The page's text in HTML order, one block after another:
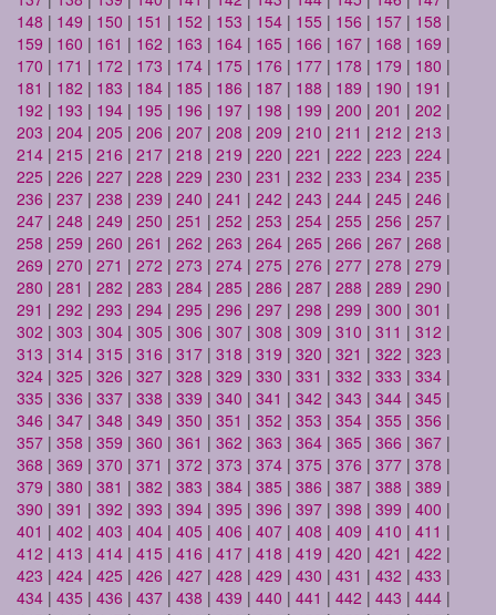
148 | 149 | 150 | 151 | 152 | 153 | 154 | 155 | 156 | 157 | 158 |
159 | 160 | 161 | 162 | 163 | 164 | 165 | 166 | 167 | 168 | 169 |
170 | 171 | 172 | 173 | 174 | 175 | 176 | 177 | 178 | 179 | 180 |
181 | 182 | 183 | 184 | 185 | 186 | 187 | 188 | 189 | 190 | 191 |
192 | 193 | 194 | 195 | 196 | 197 | 198 | 199 | 200 | 201 | 202 |
203 | 204 | 205 | 206 | 207 | 208 | 209 | 210 | 211 | 212 | 213 |
214 | 215 | 216 | 217 | 218 | 219 | 220 | 221 | 222 | 223 | 224 |
225 | 226 | 227 | 228 | 229 | 230 | 231 | 232 | 233 | 234 | 235 |
236 | 237 | 238 | 239 | 240 | 241 | 242 | 243 | 244 | 245 | 246 |
247 | 248 | 249 | 250 | 251 | 252 | 253 | 254 | 255 | 256 | 257 |
258 | 259 | 260 | 261 | 262 | 263 | 264 | 265 | 266 | 267 | 268 |
269 | 270 | 271 | 272 | 273 | 274 | 275 | 276 | 277 | 278 | 279 |
280 | 281 | 282 | 283 | 284 | 285 | 286 | 287 | 288 | 289 | 290 |
291 | 292 | 293 | 294 | 295 | 296 | 297 | 298 | 299 | 300 | 301 |
302 | 303 | 304 | 305 | 306 | 307 | 308 | 309 | 310 | 311 | 312 |
313 | 314 | 315 | 316 | 317 | 318 | 319 | 320 | 321 | 322 | 323 |
324 | 325 | 326 | 327 | 328 | 329 | 330 | 331 | 332 | 333 | 334 |
335 | 336 | 337 | 338 | 339 | 340 | 341 | 342 | 343 | 344 | 345 |
346 | 347 | 348 | 349 | 350 | 351 | 352 | 353 | 354 | 355 | 356 |
357 | 358 | 359 | 360 | 361 | 362 | 363 | 364 | 365 | 366 | 367 |
368 | 369 | 370 | 371 | 372 | 373 | 374 | 375 | 376 | 377 | 378 |
379 | 380 | 381 | 382 | 383 | 384 | 385 | 386 | 387 | 388 | 389 |
390 | 391 | 392 | 393 | 394 | 395 | 396 | 397 | 398 | 399 | 400 |
401 | 402 | 403 | 404 | 405 | 406 | 407 | 408 | 409 | 410 | 411 |
412 | 413 | 414 | 415 | 416 | 417 | 418 | 419 | 420 | 421 | 422 |
423 | 424 | 425 | 426 | 427 | 428 | 429 | 430 | 431 | 432 | 433 |
434 | 435 | 436 | 437 | 438 | 439 | 440 | 441 | 442 | 443 | 444 |